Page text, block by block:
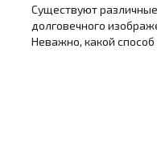
Существуют
долговечного
Неважно, какой способ